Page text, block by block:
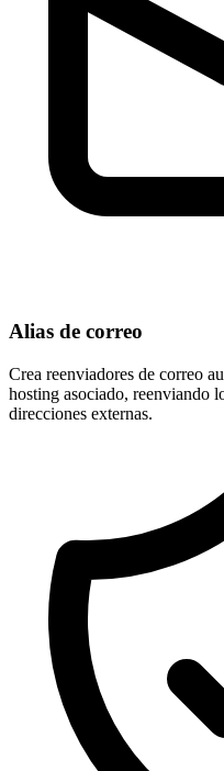
Alias de correo
Crea reenviadores de correo
hosting asociado, reenviando
direcciones externas.